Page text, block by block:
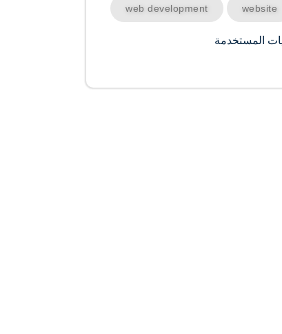
website
web development
المستخدمة